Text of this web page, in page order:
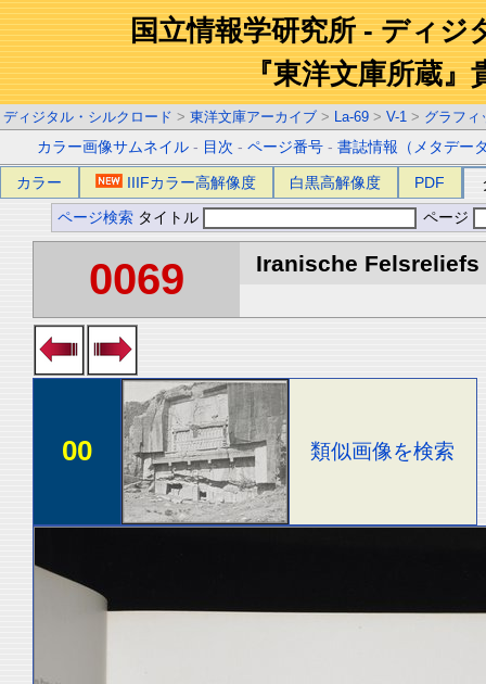
国立情報学研究所 - ディジ
『東洋文庫所蔵』
ディジタル・シルクロード > 東洋文庫アーカイブ > La-69 > V-1 > グラフィ
カラー画像サムネイル - 目次 -ページ番号 -書誌情報（メタデー
カラー IIIFカラー高解像度 白黒高解像度 PDF
ページ検索 タイトル ページ
0069 Iranische Felsreliefs
00 類似画像を検索